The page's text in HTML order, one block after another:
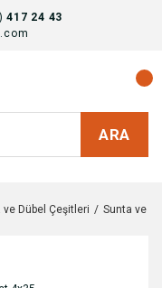
417 24 43
ARA
ve Dübel Çeşitleri Sunta ve